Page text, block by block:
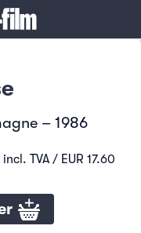
– 1986
TVA / EUR 17.60